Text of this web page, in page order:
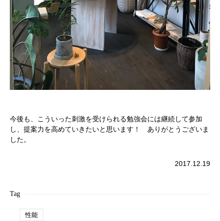
今後も、こういった刺激を受けられる勉強会には継続して参加
し、提案力を高めていきたいと思います！ ありがとうございま
した。
2017.12.19
Tag
性能